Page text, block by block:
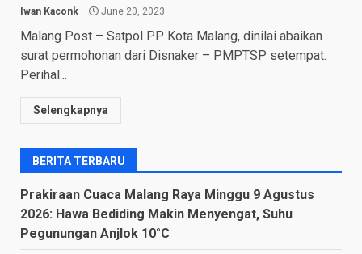
Iwan Kaconk June 20, 2023
Malang Post – Satpol PP Kota Malang, dinilai abaikan
surat permohonan dari Disnaker – PMPTSP setempat.
Perihal...
Selengkapnya
BERITA TERBARU
Prakiraan Cuaca Malang Raya Minggu 9 Agustus
2026: Hawa Bediding Makin Menyengat, Suhu
Pegunungan Anjlok 10°C